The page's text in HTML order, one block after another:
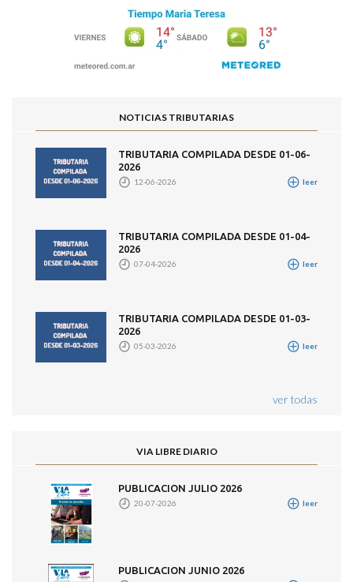
NOTICIAS TRIBUTARIAS
TRIBUTARIA COMPILADA DESDE 01-06-
2026
12-06-2026 leer
TRIBUTARIA COMPILADA DESDE 01-04-
2026
07-04-2026 leer
TRIBUTARIA COMPILADA DESDE 01-03-
2026
05-03-2026 leer
ver todas
VIA LIBRE DIARIO
PUBLICACION JULIO 2026
20-07-2026 leer
PUBLICACION JUNIO 2026